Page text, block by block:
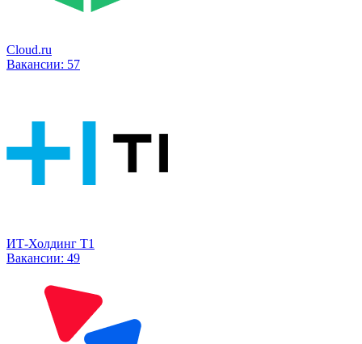
Cloud.ru
Вакансии: 57
ИТ-Холдинг Т1
Вакансии: 49